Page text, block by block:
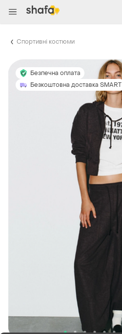
Спортивні костюми
Безпечна оплата
Безкоштовна доставка SMART